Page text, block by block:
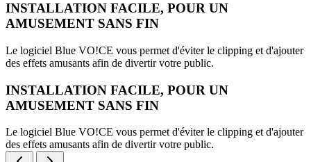
INSTALLATION FACILE, POUR UN
AMUSEMENT SANS FIN
Le logiciel Blue VO!CE vous permet d'éviter le clipping et d'ajouter
des effets amusants afin de divertir votre public.
INSTALLATION FACILE, POUR UN
AMUSEMENT SANS FIN
Le logiciel Blue VO!CE vous permet d'éviter le clipping et d'ajouter
des effets amusants afin de divertir votre public.